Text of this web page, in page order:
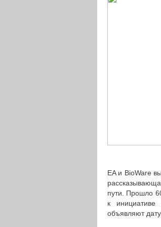
EA и BioWare
пути. Прошло
к
объявляют